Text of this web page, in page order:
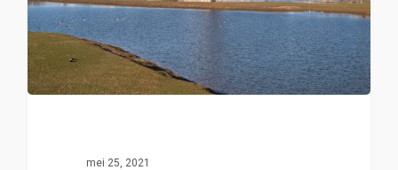
mei 25, 2021